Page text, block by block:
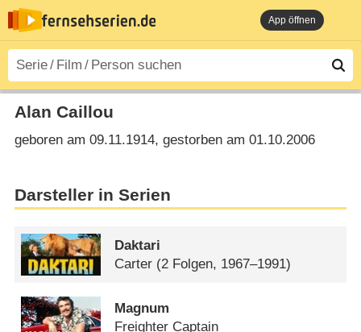
App öffnen
Alan Caillou
geboren am 09.11.1914, gestorben am 01.10.2006
Darsteller in Serien
Daktari
Carter (2 Folgen, 1967–1991)
Magnum
Freighter Captain